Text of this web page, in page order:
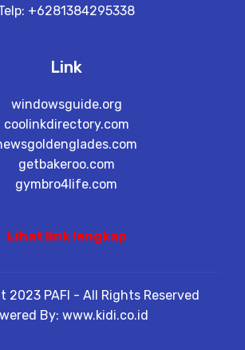
+6281384295338
Link
windowsguide.org
coolinkdirectory.com
getbakeroo.com
gymbro4life.com
Lihat link lengkap
2023 PAFI - All Rights Reserved
By: www.kidi.co.id